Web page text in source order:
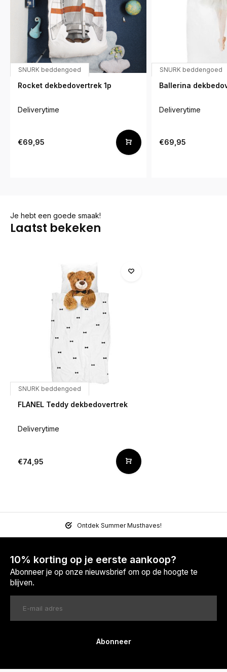
SNURK beddengoed
Rocket dekbedovertrek 1p
Deliverytime
€69,95
SNURK beddengoed
Ballerina
Deliverytime
€69,95
Je hebt een goede smaak!
Laatst bekeken
SNURK beddengoed
FLANEL Teddy dekbedovertrek
Deliverytime
€74,95
Ontdek Summer Musthaves!
10% korting op je eerste aankoop?
Abonneer je op onze nieuwsbrief om op de hoogte te
blijven.
Abonneer